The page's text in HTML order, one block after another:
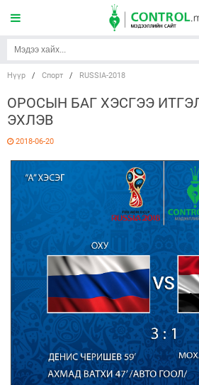
Нүүр / Спорт / RUSSIA-2018
ОРОСЫН БАГ ХЭСГЭЭ
ЭХЛЭВ
2018-06-20